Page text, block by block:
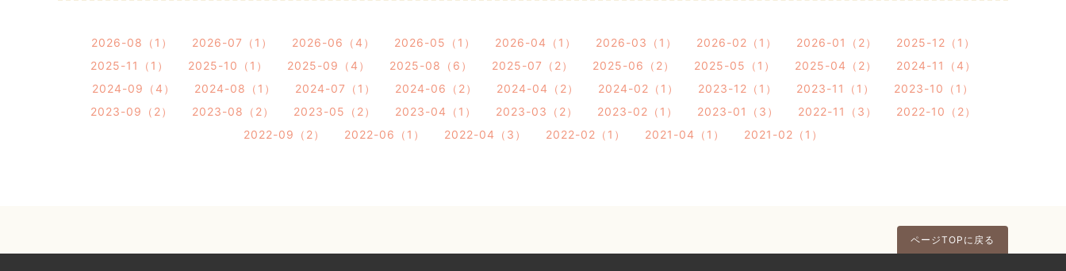
2026-08（1） 2026-07（1） 2026-06（4） 2026-05（1） 2026-04（1） 2026-03（1） 2026-02（1） 2026-01（2）
2025-12（1）
2025-11（1）
2025-10（1） 2025-09（4） 2025-08（6） 2025-07（2） 2025-06（2） 2025-05（1） 2025-04（2）
2024-11（4）
2024-09（4）
2024-08（1） 2024-07（1） 2024-06（2） 2024-04（2） 2024-02（1） 2023-12（1） 2023-11（1）
2023-10（1）
2023-09（2）
2023-08（2） 2023-05（2） 2023-04（1） 2023-03（2） 2023-02（1） 2023-01（3） 2022-11（3）
2022-10（2）
2022-09（2）
2022-06（1） 2022-04（3） 2022-02（1） 2021-04（1） 2021-02（1）
ページTOPに戻る